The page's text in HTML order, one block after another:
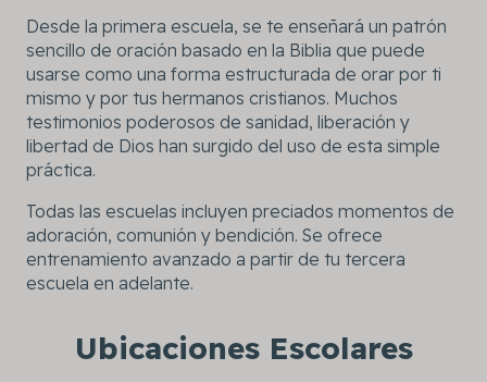
Desde la primera escuela, se te enseñará un patrón
sencillo de oración basado en la Biblia que puede
usarse como una forma estructurada de orar por ti
mismo y por tus hermanos cristianos. Muchos
testimonios poderosos de sanidad, liberación y
libertad de Dios han surgido del uso de esta simple
práctica.
Todas las escuelas incluyen preciados momentos de
adoración, comunión y bendición. Se ofrece
entrenamiento avanzado a partir de tu tercera
escuela en adelante.
Ubicaciones Escolares